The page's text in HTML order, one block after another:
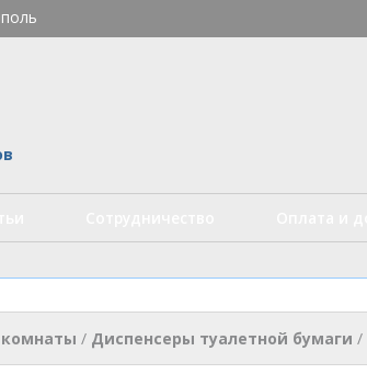
основному
/ Диспенсеры туалетной бумаги /